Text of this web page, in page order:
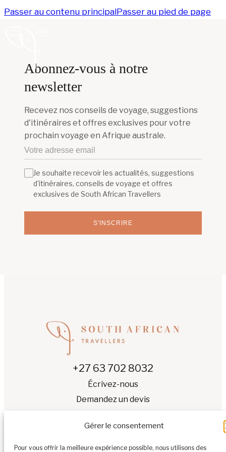
Gérer le consentement
Pour vous offrir la meilleure expérience possible, nous utilisons des
Passer au contenu principalPasser au pied de page
Abonnez-vous à notre
newsletter
Recevez nos conseils de voyage, suggestions
d'itinéraires et offres exclusives pour votre
prochain voyage en Afrique australe.
S'INSCRIRE
Je souhaite recevoir les actualités, suggestions
d'itinéraires, conseils de voyage et offres
exclusives de South African Travellers
+27 63 702 8032
Écrivez-nous
Demandez un devis